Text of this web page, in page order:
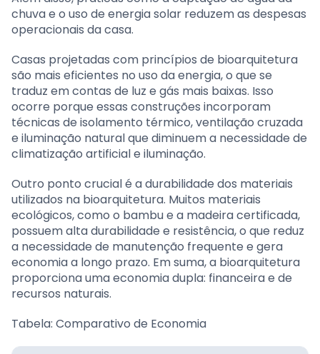
chuva e o uso de energia solar reduzem as despesas
operacionais da casa.
Casas projetadas com princípios de bioarquitetura
são mais eficientes no uso da energia, o que se
traduz em contas de luz e gás mais baixas. Isso
ocorre porque essas construções incorporam
técnicas de isolamento térmico, ventilação cruzada
e iluminação natural que diminuem a necessidade de
climatização artificial e iluminação.
Outro ponto crucial é a durabilidade dos materiais
utilizados na bioarquitetura. Muitos materiais
ecológicos, como o bambu e a madeira certificada,
possuem alta durabilidade e resistência, o que reduz
a necessidade de manutenção frequente e gera
economia a longo prazo. Em suma, a bioarquitetura
proporciona uma economia dupla: financeira e de
recursos naturais.
Tabela: Comparativo de Economia